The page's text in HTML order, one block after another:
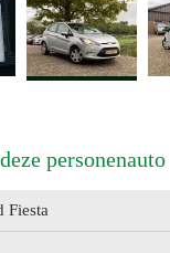
personenauto
Fiesta